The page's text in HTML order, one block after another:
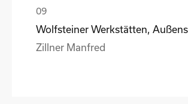
Zillner Manfred